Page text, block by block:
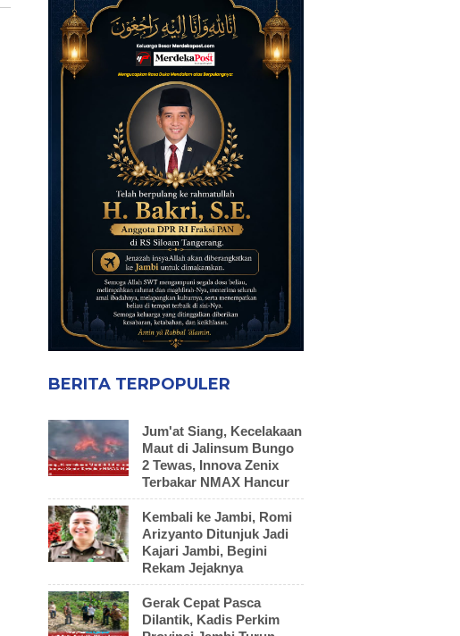
BERITA TERPOPULER
Jum'at Siang, Kecelakaan
Maut di Jalinsum Bungo
2 Tewas, Innova Zenix
Terbakar NMAX Hancur
Kembali ke Jambi, Romi
Arizyanto Ditunjuk Jadi
Kajari Jambi, Begini
Rekam Jejaknya
Gerak Cepat Pasca
Dilantik, Kadis Perkim